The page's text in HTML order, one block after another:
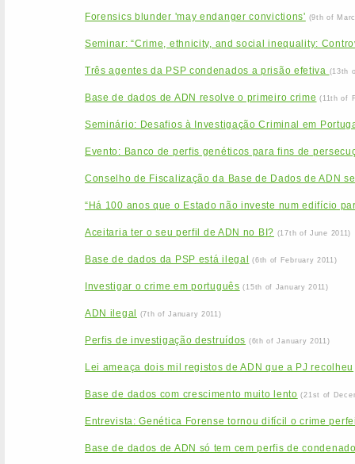
Forensics blunder 'may endanger convictions' (9th of
Seminar: “Crime, ethnicity, and social inequality:
Três agentes da PSP condenados a prisão efetiva (13th
Base de dados de ADN resolve o primeiro crime (11th of
Seminário: Desafios à Investigação Criminal em
Evento: Banco de perfis genéticos para fins de
Conselho de Fiscalização da Base de Dados de ADN
“Há 100 anos que o Estado não investe num edifício
Aceitaria ter o seu perfil de ADN no BI? (17th of June 2011)
Base de dados da PSP está ilegal (6th of February 2011)
Investigar o crime em português (15th of January 2011)
ADN ilegal (7th of January 2011)
Perfis de investigação destruídos (6th of January 2011)
Lei ameaça dois mil registos de ADN que a PJ recolheu
Base de dados com crescimento muito lento (21st of
Entrevista: Genética Forense tornou difícil o crime
Base de dados de ADN só tem cem perfis de